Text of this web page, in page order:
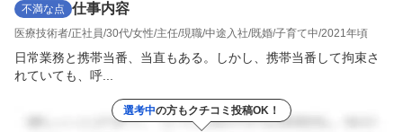
不満な点 仕事内容
医療技術者 正社員 30代 女性 主任 現職 中途入社 既婚 子育て中 2021年頃
日常業務と携帯当番、当直もある。しかし、携帯当番して拘束さ
れていても、呼...
選考中の方もクチコミ投稿OK！